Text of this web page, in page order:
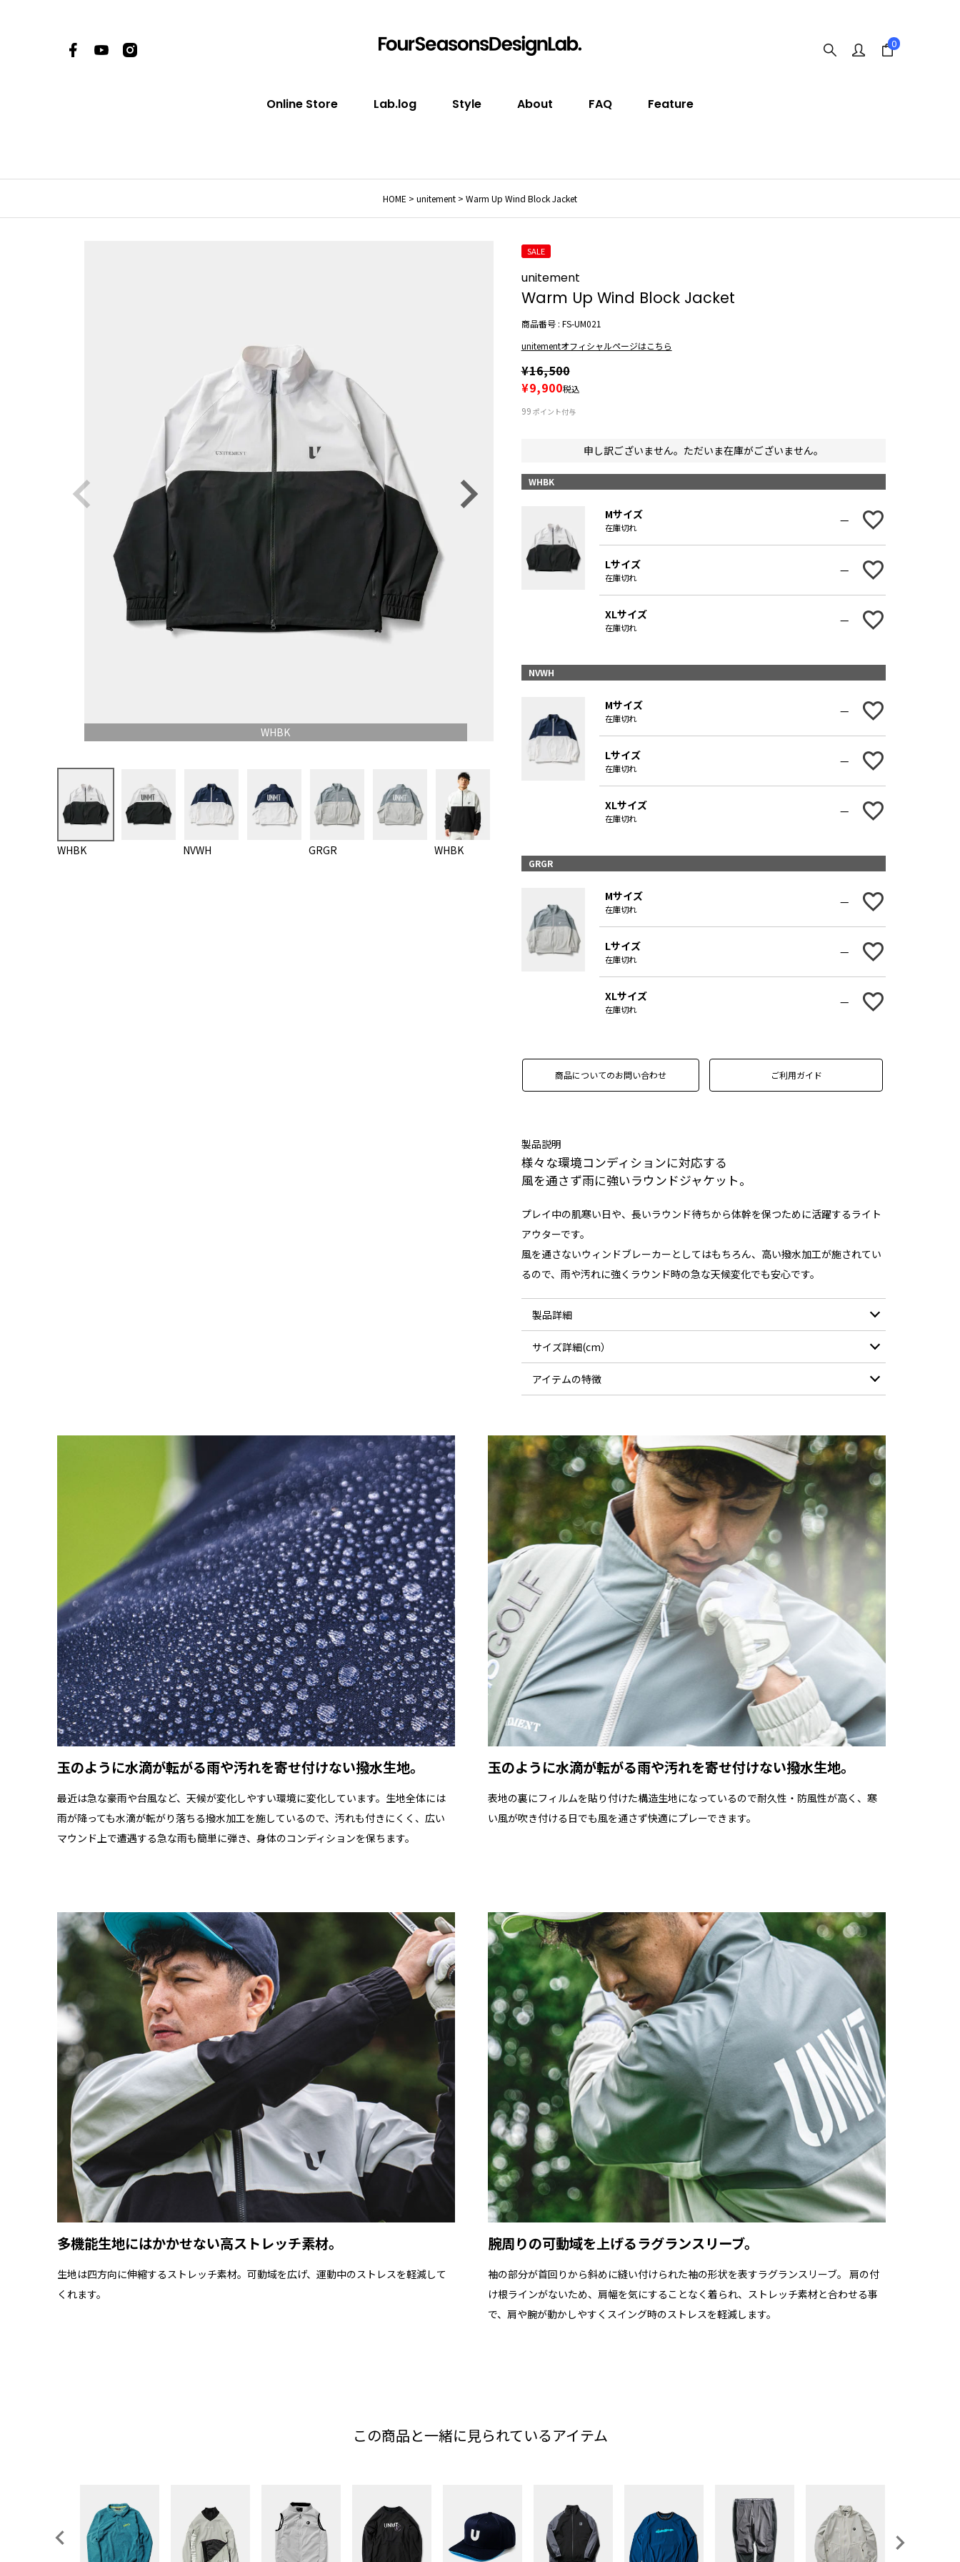
0
Online Store Lab.log Style About FAQ Feature
HOME unitement Warm Up Wind Block Jacket
WHBK
WHBK NVWH GRGR WHBK
SALE
unitement
Warm Up Wind Block Jacket
商品番号 FS-UM021
unitementオフィシャルページはこちら
¥16,500
¥9,900税込
99 ポイント付与
申し訳ございません。ただいま在庫がございません。
WHBK
Mサイズ
在庫切れ
—
Lサイズ
在庫切れ
—
XLサイズ
在庫切れ
—
NVWH
Mサイズ
在庫切れ
—
Lサイズ
在庫切れ
—
XLサイズ
在庫切れ
—
GRGR
Mサイズ
在庫切れ
—
Lサイズ
在庫切れ
—
XLサイズ
在庫切れ
—
商品についてのお問い合わせ ご利用ガイド
製品説明
様々な環境コンディションに対応する
風を通さず雨に強いラウンドジャケット。
プレイ中の肌寒い日や、長いラウンド待ちから体幹を保つために活躍するライト
アウターです。
風を通さないウィンドブレーカーとしてはもちろん、高い撥水加工が施されてい
るので、雨や汚れに強くラウンド時の急な天候変化でも安心です。
製品詳細
重量： 約500g（Lサイズ）
撥水： 4～5級の超撥水
182cm / XLサイズ着用
サイズ詳細(cm）
ジャケット（平置き)
着丈 67 70 73
バスト 57.5 60.5 63.5
裾幅 53 56 59
袖口 9.5 10 10.5
袖丈 87 89.5
※実寸サイズは弊社スタッフが採寸した実寸値になっております。
メジャーによる採寸のため、若干の誤差が出る場合がございます。
正確なサイズを測るよう心がけておりますが、多少の誤差が生じる場合はご容赦ください。
アイテムの特徴
強い風も通さない優れた防風と耐久性。
多機能生地にはかかせない高ストレッチ素材。
腕周りの可動域を上げるラグランスリーブ。
スムーズに開閉できるYKK社製のWビスロンファスナーを配置。
裾両サイドには腰回りを絞れるアジャスターを配置。
さりげないオリジナルプリントを施したタフタ素材を使用し、インナーとの摩
擦を軽減。
袖口はゴム仕様で伸縮し、程よいテンションで手首をホールドします。
玉のように水滴が転がる雨や汚れを寄せ付けない撥水生地。
最近は急な豪雨や台風など、天候が変化しやすい環境に変化しています。生地全体には
雨が降っても水滴が転がり落ちる撥水加工を施しているので、汚れも付きにくく、広い
マウンド上で遭遇する急な雨も簡単に弾き、身体のコンディションを保ちます。
玉のように水滴が転がる雨や汚れを寄せ付けない撥水生地。
表地の裏にフィルムを貼り付けた構造生地になっているので耐久性・防風性が高く、寒
い風が吹き付ける日でも風を通さず快適にプレーできます。
多機能生地にはかかせない高ストレッチ素材。
生地は四方向に伸縮するストレッチ素材。可動域を広げ、運動中のストレスを軽減して
くれます。
腕周りの可動域を上げるラグランスリーブ。
袖の部分が首回りから斜めに縫い付けられた袖の形状を表すラグランスリーブ。 肩の付
け根ラインがないため、肩幅を気にすることなく着られ、ストレッチ素材と合わせる事
で、肩や腕が動かしやすくスイング時のストレスを軽減します。
この商品と一緒に見られているアイテム